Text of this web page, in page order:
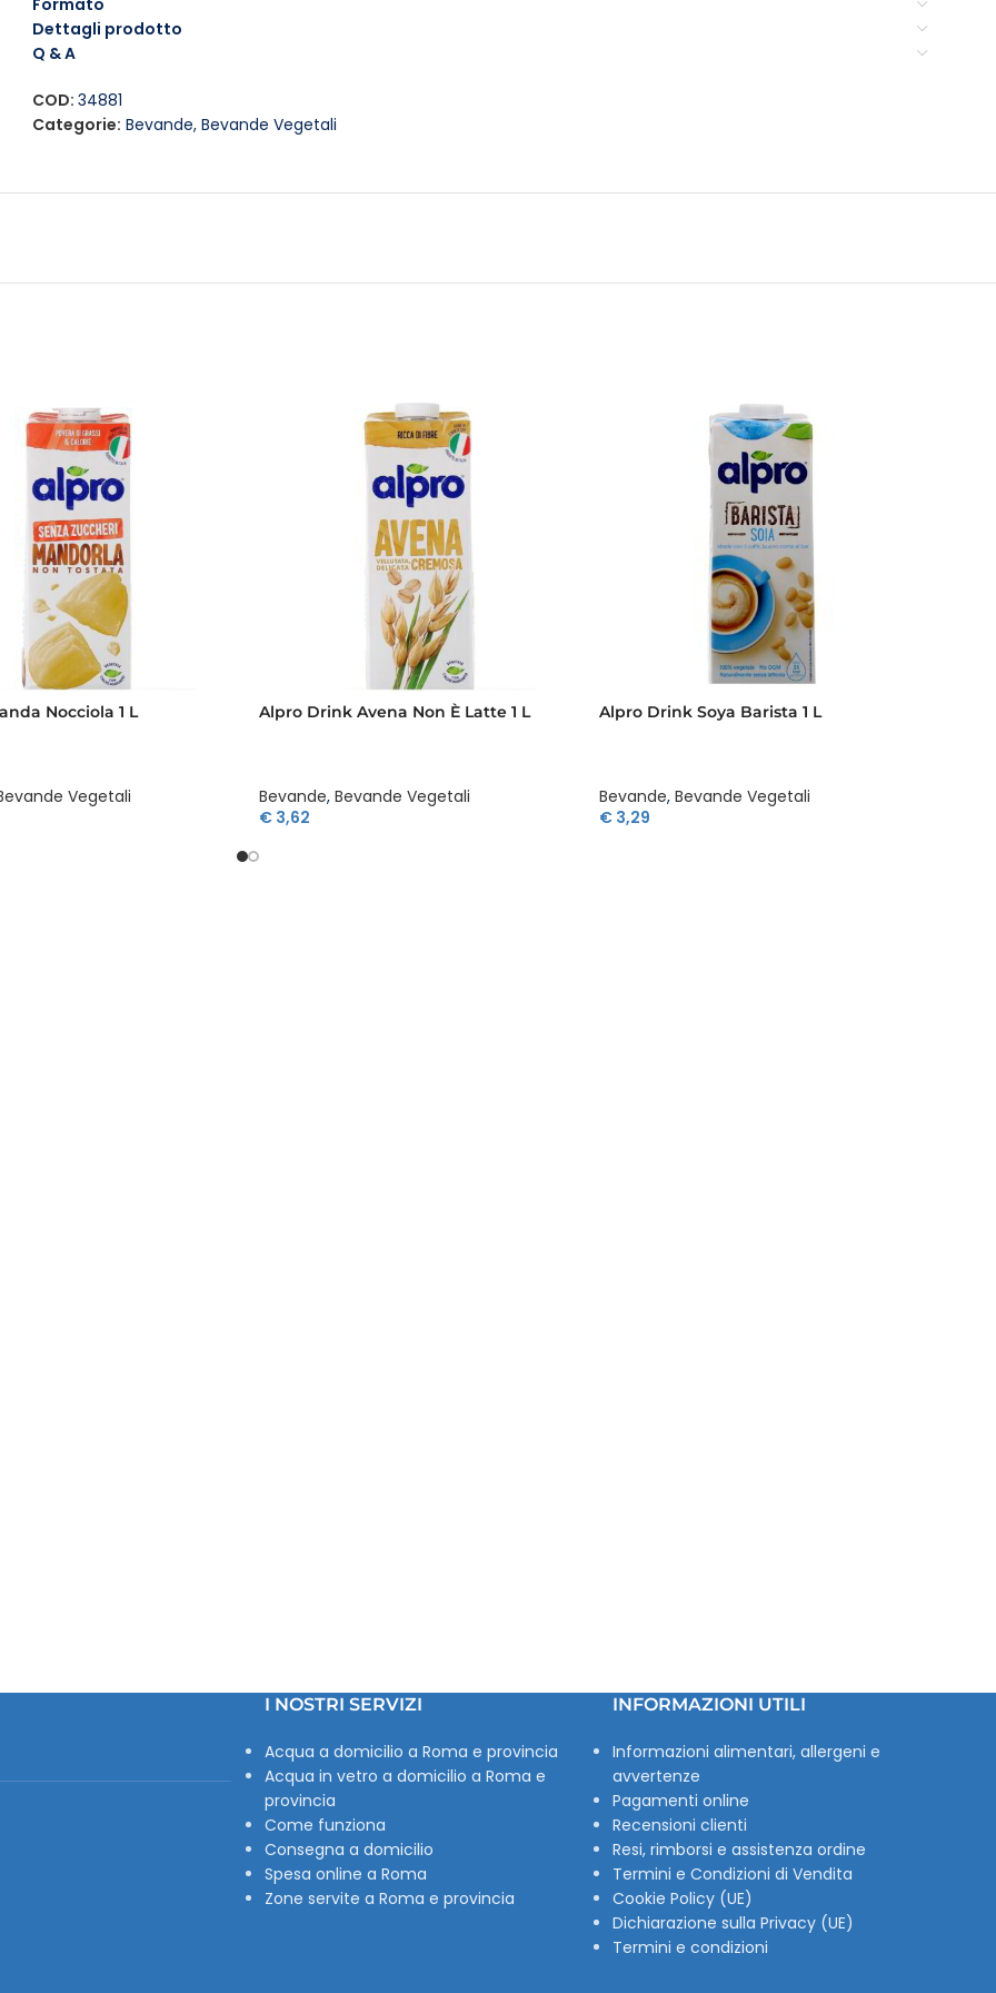
Contiene:Aloe vera (30%)
Formato
Dettagli prodotto
Q & A
COD:34881
Categorie: Bevande, Bevande Vegetali
Nocciola 1 L
Vegetali
Alpro Drink Avena Non È Latte 1 L
Bevande, Bevande Vegetali
€ 3,62
Alpro Drink Soya Barista 1 L
Bevande, Bevande Vegetali
€3,29
I NOSTRI SERVIZI
Acqua a domicilio a Roma e provincia
Acqua in vetro a domicilio a Roma e
provincia
Come funziona
Consegna a domicilio
Spesa online a Roma
Zone servite a Roma e provincia
INFORMAZIONI UTILI
Informazioni alimentari, allergeni e
avvertenze
Pagamenti online
Recensioni clienti
Resi, rimborsi e assistenza ordine
Termini e Condizioni di Vendita
Cookie Policy (UE)
Dichiarazione sulla Privacy (UE)
Termini e condizioni